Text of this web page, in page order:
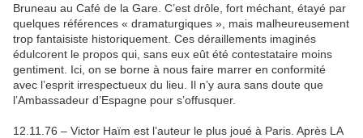
Bruneau au Café de la Gare. C’est drôle, fort méchant, étayé par
quelques références « dramaturgiques », mais malheureusement
trop fantaisiste historiquement. Ces déraillements imaginés
édulcorent le propos qui, sans eux eût été contestataire moins
gentiment. Ici, on se borne à nous faire marrer en conformité
avec l’esprit irrespectueux du lieu. Il n’y aura sans doute que
l’Ambassadeur d’Espagne pour s’offusquer.
12.11.76 – Victor Haïm est l’auteur le plus joué à Paris. Après LA